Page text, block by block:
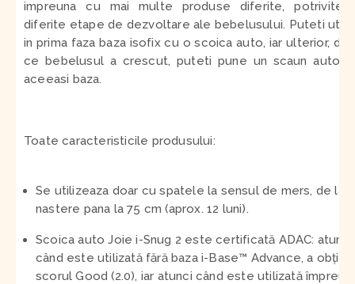
impreuna cu mai multe produse diferite, potrivite
diferite etape de dezvoltare ale bebelusului. Puteti
in prima faza baza isofix cu o scoica auto, iar ulterior,
ce bebelusul a crescut, puteti pune un scaun auto
aceeasi baza.
Toate caracteristicile produsului:
Se utilizeaza doar cu spatele la sensul de mers, de la
nastere pana la 75 cm (aprox. 12 luni).
Scoica auto Joie i-Snug 2 este certificată ADAC: atunci
când este utilizată fără baza i-Base™ Advance, a
scorul Good (2.0), iar atunci când este utilizată